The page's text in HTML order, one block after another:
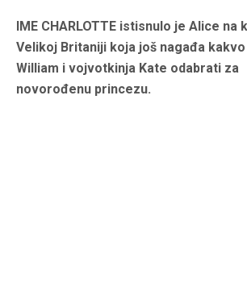
IME CHARLOTTE istisnulo je Alice na
Velikoj Britaniji koja još nagađa
William i vojvotkinja Kate odabrati za
novorođenu princezu.